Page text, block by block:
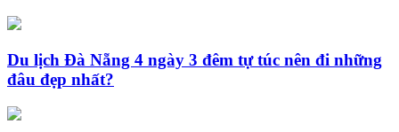
Du lịch Đà Nẵng 4 ngày 3 đêm tự túc nên đi những
đâu đẹp nhất?